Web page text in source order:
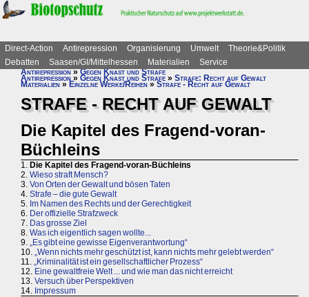
Direct-Action Antirepression Organisierung Umwelt
Theorie&Politik
Debatten
Saasen/GI/Mittelhessen Materialien
Service
Antirepression»Gegen Knast und Strafe
Antirepression » Gegen Knast und Strafe » Strafe: Recht auf Gewalt
Materialien » Einzelne Werke/Reihen » Strafe - Recht auf Gewalt
STRAFE - RECHT AUF GEWALT
Die Kapitel des Fragend-voran-
Büchleins
1. Die Kapitel des Fragend-voran-Büchleins
2. Wieso straft Mensch?
3. Von Orten der Gewalt und bösen Taten
4. Strafe – die gute Gewalt
5. Im Namen des Rechts und der Gerechtigkeit
6. Der offizielle Strafzweck
7. Das grosse Ziel
8. Was ich eigentlich sagen wollte...
9. „Es gibt eine gewisse Eigenverantwortung“
10. „Wenn nichts mehr geschützt ist, kann nichts mehr gelebt werden“
11. „Kriminalität ist ein gesellschaftlicher Prozess“
12. Eine gewaltfreie Welt ... und wie man das nicht erreicht
13. Versuch über Perspektiven
14. Impressum